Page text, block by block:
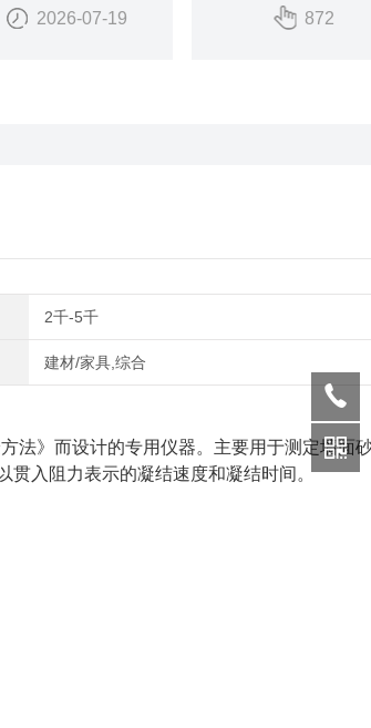
2026-07-19 872
2千-5千
建材/家具,综合
法》而设计的专用仪器。主要用于测定墙面
贯入阻力表示的凝结速度和凝结时间。